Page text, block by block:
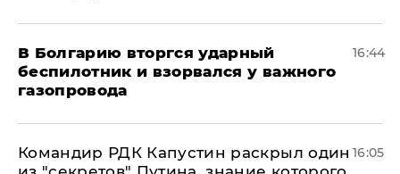
В Болгарию вторгся ударный
беспилотник и взорвался у важного
газопровода
16:44
Командир РДК Капустин раскрыл один 16:05